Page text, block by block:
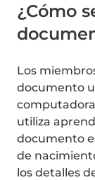
¿Cómo
Los
documento
utiliza
documento
de
los detalles